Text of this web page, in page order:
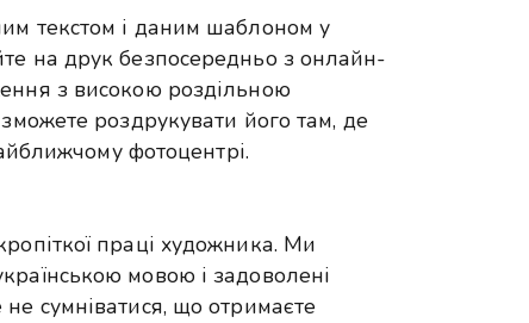
текстом і даним шаблоном у
на друк безпосередньо з онлайн-
з високою роздільною
роздрукувати його там, де
фотоцентрі.
праці художника. Ми
мовою і задоволені
сумніватися, що отримаєте